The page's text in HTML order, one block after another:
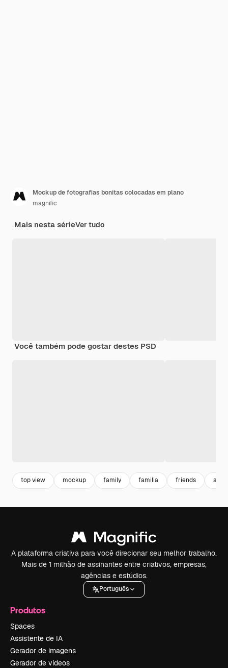
Mockup de fotografias bonitas colocadas em plano
magnific
Mais nesta sérieVer tudo
Você também pode gostar destes PSD
top view mockup family familia friends
A plataforma criativa para você direcionar seu melhor trabalho.
Mais de 1 milhão de assinantes entre criativos, empresas,
agências e estúdios.
Português
Produtos
Spaces
Assistente de IA
Gerador de imagens
Gerador de vídeos